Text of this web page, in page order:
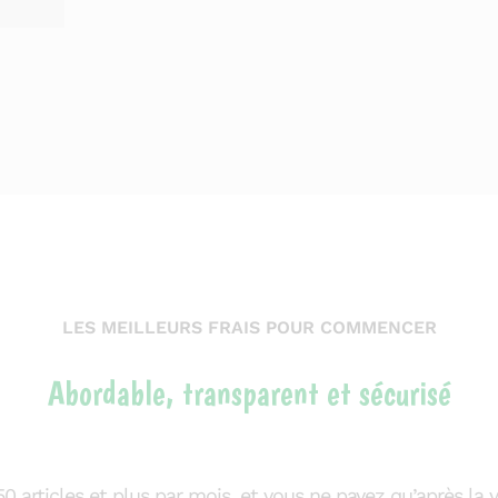
LES MEILLEURS FRAIS POUR COMMENCER
Abordable, transparent et sécurisé